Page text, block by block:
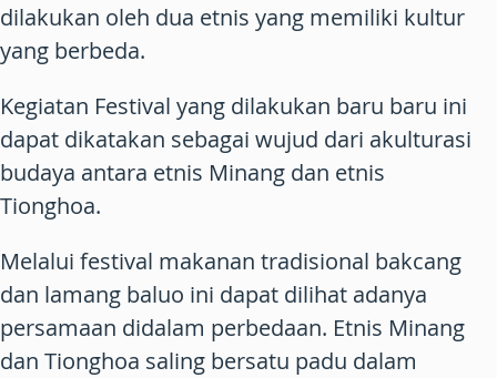
dilakukan oleh dua etnis yang memiliki kultur
yang berbeda.
Kegiatan Festival yang dilakukan baru baru ini
dapat dikatakan sebagai wujud dari akulturasi
budaya antara etnis Minang dan etnis
Tionghoa.
Melalui festival makanan tradisional bakcang
dan lamang baluo ini dapat dilihat adanya
persamaan didalam perbedaan. Etnis Minang
dan Tionghoa saling bersatu padu dalam